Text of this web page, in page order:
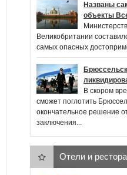
Названы
объекты
Великобритании
самых опасных
В скором
сможет поглотить
окончательное решение
заключения...
Отели и